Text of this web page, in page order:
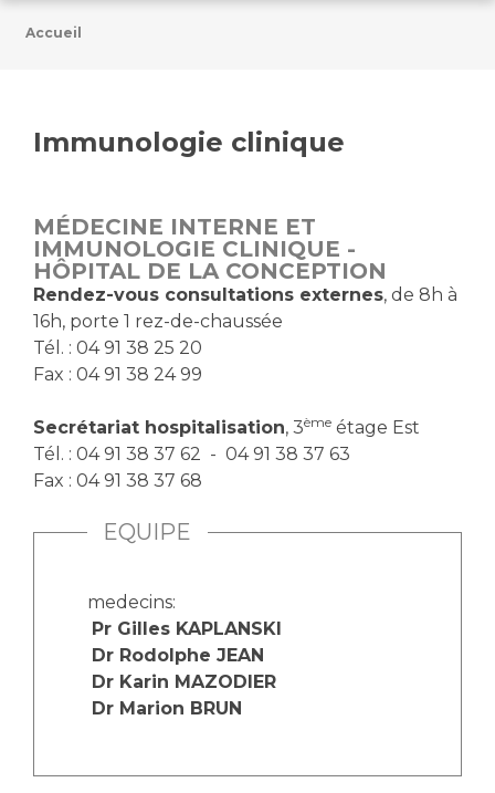
Tarifs
Vous allez être hospitalisé(e)
Vous avez un examen d'imagerie ou de radiologie
à réaliser
Vous avez une analyse à réaliser
Vous venez en consultation
myaphm, votre espace santé en ligne
Vivre ensemble à l'hôpital
Culture à l'hôpital
Les associations
Livret d'accueil
Salon des familles
Transports sanitaires
Vos droits, vos devoirs
Emploi / formation
Emplois administratifs
Emplois médicaux
Espace Formation
Étudiants hospitaliers
Emplois techniques et médico-techniques
Emplois socio-éducatifs
Statuts
Stages paramédicaux
La recherche clinique à l'AP-HM
Les structures de recherche
Accueil
Immunologie clinique
MÉDECINE INTERNE ET
IMMUNOLOGIE CLINIQUE -
HÔPITAL DE LA CONCEPTION
Rendez-vous consultations externes, de 8h à
16h, porte 1 rez-de-chaussée
Tél. : 04 91 38 25 20
Fax : 04 91 38 24 99
Secrétariat hospitalisation, 3ème étage Est
Tél. : 04 91 38 37 62 - 04 91 38 37 63
Fax : 04 91 38 37 68
EQUIPE
medecins:
Pr Gilles KAPLANSKI
Dr Rodolphe JEAN
Dr Karin MAZODIER
Dr Marion BRUN